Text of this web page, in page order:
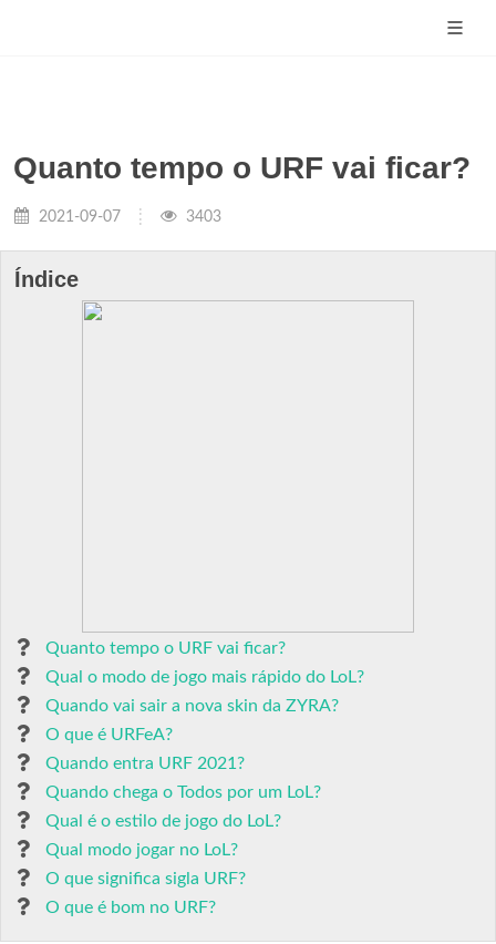
Quanto tempo o URF vai ficar?
2021-09-07 3403
Índice
Quanto tempo o URF vai ficar?
Qual o modo de jogo mais rápido do LoL?
Quando vai sair a nova skin da ZYRA?
O que é URFeA?
Quando entra URF 2021?
Quando chega o Todos por um LoL?
Qual é o estilo de jogo do LoL?
Qual modo jogar no LoL?
O que significa sigla URF?
O que é bom no URF?